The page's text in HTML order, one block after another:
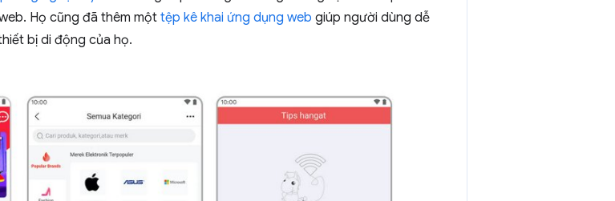
Họ cũng đã thêm mộttệp kê khai ứng dụng web giúp người dùng dễ
bị di động của họ.